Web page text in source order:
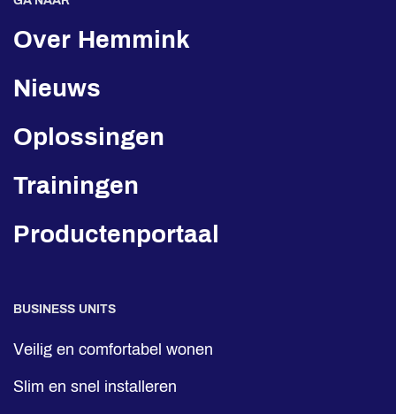
Over Hemmink
Nieuws
Oplossingen
Trainingen
Productenportaal
BUSINESS UNITS
Veilig en comfortabel wonen
Slim en snel installeren